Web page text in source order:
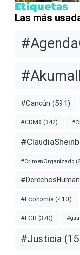
Etiquetas
Las más
#Cancún (591)
#CDMX (342)
#CrimenOrganizado
#Economía (410)
#FGR (370)
#Justicia